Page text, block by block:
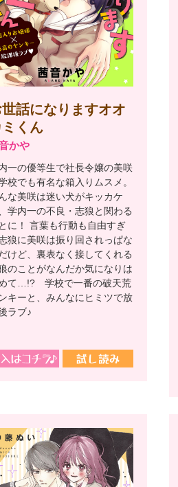
話になりますオオ
ミくん
かや
一の優等生で社長令嬢の美咲
校でも有名な箱入りムスメ。
な美咲は迷い犬がキッカケ
学内一の不良・志狼と関わる
に！ 言葉も行動も自由すぎ
狼に美咲は振り回されっぱな
けど、裏表なく接してくれる
のことがなんだか気になりは
て…!? 学校で一番の破天荒
キーと、みんなにヒミツで放
ラブ♪